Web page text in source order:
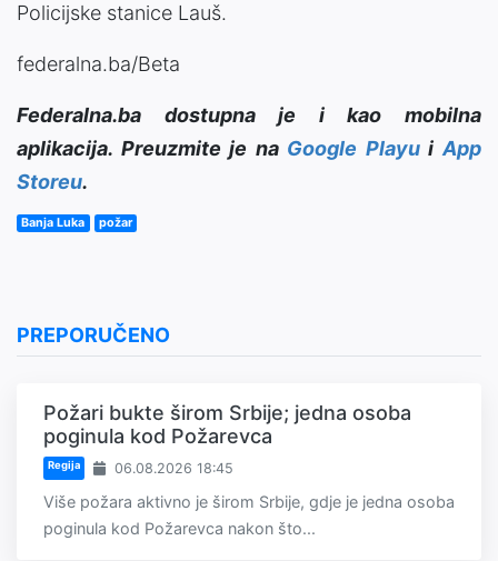
Policijske stanice Lauš.
federalna.ba/Beta
Federalna.ba dostupna je i kao mobilna
aplikacija. Preuzmite je na Google PlayuiApp
Storeu.
Banja Luka požar
PREPORUČENO
Požari bukte širom Srbije; jedna osoba
poginula kod Požarevca
Regija 06.08.2026 18:45
Više požara aktivno je širom Srbije, gdje je jedna osoba
poginula kod Požarevca nakon što...